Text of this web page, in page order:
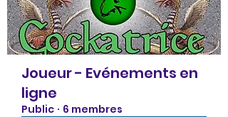
Joueur - Evénements en
ligne
Public · 6 membres